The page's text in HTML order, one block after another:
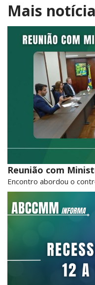
Mais
Reunião com
Encontro abordou o